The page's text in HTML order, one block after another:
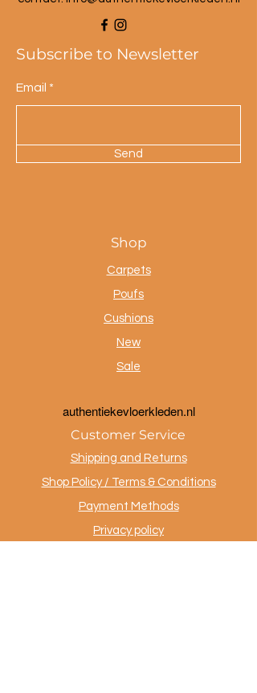
Subscribe to Newsletter
Email
Send
Shop
Carpets
Poufs
Cushions
New
Sale
authentiekevloerkleden.nl
Customer Service
Shipping and Returns
Shop Policy / Terms & Conditions
Payment Methods
Privacy policy